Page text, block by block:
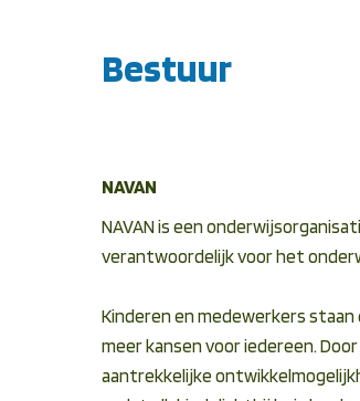
Bestuur
NAVAN
NAVAN is een
verantwoordelijk voor het
Kinderen en medewerkers
meer kansen voor iedereen.
aantrekkelijke